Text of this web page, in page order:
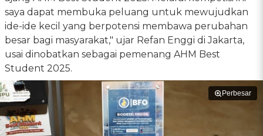
saya dapat membuka peluang untuk mewujudkan
ide-ide kecil yang berpotensi membawa perubahan
besar bagi masyarakat," ujar Refan Enggi di Jakarta,
usai dinobatkan sebagai pemenang AHM Best
Student 2025.
Perbesar